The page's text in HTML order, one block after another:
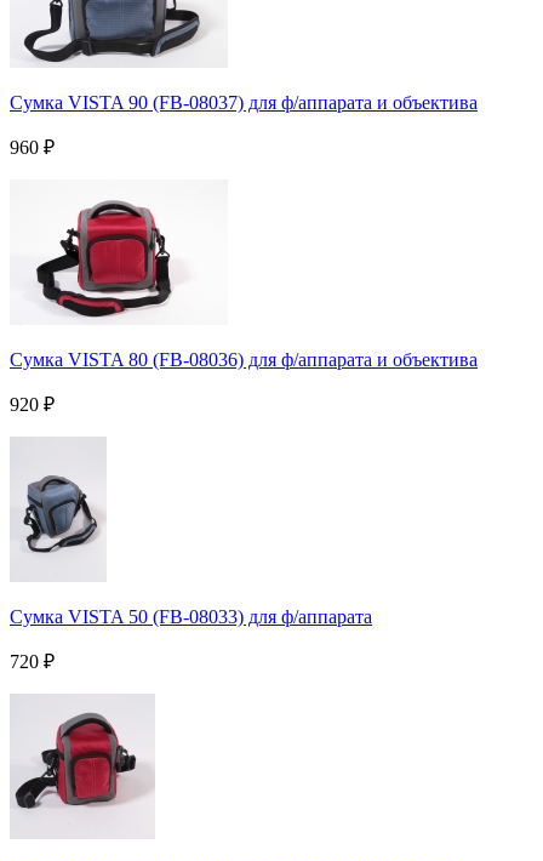
Сумка VISTA 90 (FB-08037) для ф/аппарата и объектива
960 ₽
Сумка VISTA 80 (FB-08036) для ф/аппарата и объектива
920 ₽
Сумка VISTA 50 (FB-08033) для ф/аппарата
720 ₽